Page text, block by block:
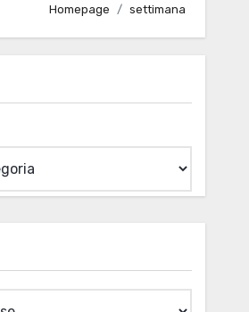
Homepage settimana